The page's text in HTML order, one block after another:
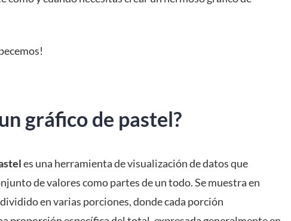
gráfico de pastel?
es una herramienta de visualización de datos que
de valores como partes de un todo. Se muestra en
en varias porciones, donde cada porción